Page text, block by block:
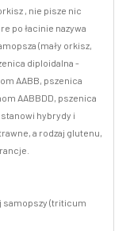
, nie pisze nic
po łacinie nazywa
(mały orkisz,
diploidalna -
AABB, pszenica
AABBDD, pszenica
stanowi hybrydy i
a rodzaj glutenu,
samopszy (triticum